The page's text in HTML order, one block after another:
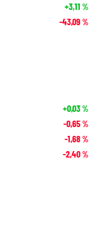
+3,11 %
-43,09%
+0,03%
-0,65%
-1,68%
-2,40%